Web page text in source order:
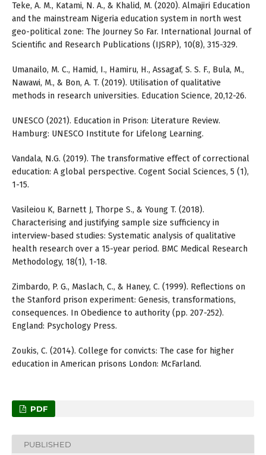
Teke, A. M., Katami, N. A., & Khalid, M. (2020). Almajiri Education
and the mainstream Nigeria education system in north west
geo-political zone: The Journey So Far. International Journal of
Scientific and Research Publications (IJSRP), 10(8), 315-329.
Umanailo, M. C., Hamid, I., Hamiru, H., Assagaf, S. S. F., Bula, M.,
Nawawi, M., & Bon, A. T. (2019). Utilisation of qualitative
methods in research universities. Education Science, 20,12-26.
UNESCO (2021). Education in Prison: Literature Review.
Hamburg: UNESCO Institute for Lifelong Learning.
Vandala, N.G. (2019). The transformative effect of correctional
education: A global perspective. Cogent Social Sciences, 5 (1),
1-15.
Vasileiou K, Barnett J, Thorpe S., & Young T. (2018).
Characterising and justifying sample size sufficiency in
interview-based studies: Systematic analysis of qualitative
health research over a 15-year period. BMC Medical Research
Methodology, 18(1), 1-18.
Zimbardo, P. G., Maslach, C., & Haney, C. (1999). Reflections on
the Stanford prison experiment: Genesis, transformations,
consequences. In Obedience to authority (pp. 207-252).
England: Psychology Press.
Zoukis, C. (2014). College for convicts: The case for higher
education in American prisons London: McFarland.
PDF
PUBLISHED